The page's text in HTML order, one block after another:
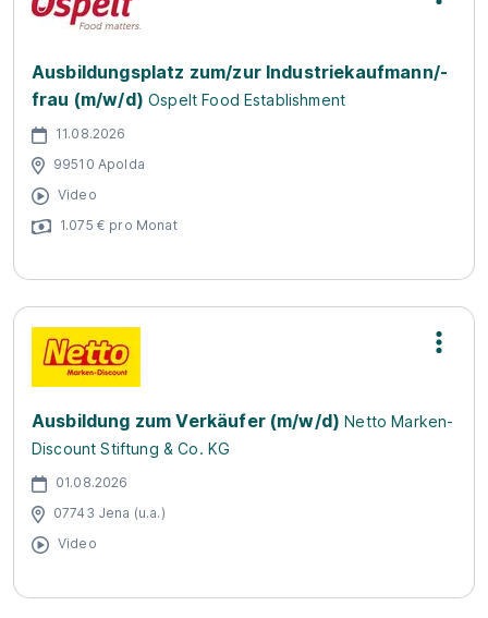
Ausbildungsplatz zum/zur Industriekaufmann/-
frau (m/w/d) Ospelt Food Establishment
11.08.2026
99510 Apolda
Video
1.075 € pro Monat
Ausbildung zum Verkäufer (m/w/d) Netto Marken-
Discount Stiftung & Co. KG
01.08.2026
07743 Jena (u.a.)
Video